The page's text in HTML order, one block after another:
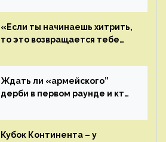
«Если ты начинаешь хитрить,
то это возвращается тебе
Ждать ли «армейского”
дерби в первом раунде и кто
Главные интриги последнего
дня «регулярки” КХЛ
Кубок Континента – у